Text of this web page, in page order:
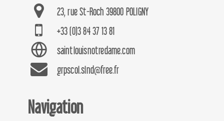
23, rue St-Roch 39800 POLIGNY
+33 (0)3 84 37 13 81
saintlouisnotredame.com
grpscol.slnd@free.fr
Navigation